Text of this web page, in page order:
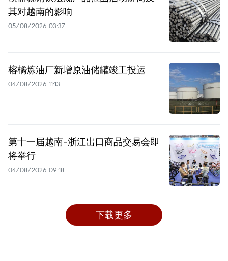
其对越南的影响
05/08/2026 03:37
榕橘炼油厂新增原油储罐竣工投运
04/08/2026 11:13
第十一届越南-浙江出口商品交易会即
将举行
04/08/2026 09:18
下载更多